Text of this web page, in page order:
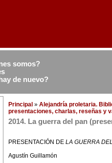
somos?
de nuevo?
Principal » Alejandría proletaria.
presentaciones, charlas, reseñas y
2014. La guerra del pan
PRESENTACIÓN DE LA GUERRA
Agustín Guillamón